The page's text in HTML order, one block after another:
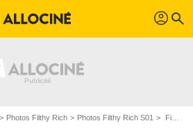
profil search
Photos Filthy Rich Photos Filthy Rich S01 Filthy Rich - Saison 1 : Photo Olivia Macklin